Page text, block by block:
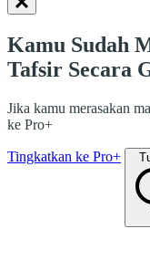
Kamu Sudah
Tafsir Secara
Jika kamu merasakan
ke Pro+
Tingkatkan ke Pro+